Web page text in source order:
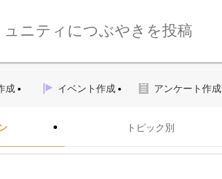
ュニティにつぶやきを投稿
成 イベント作成 アンケート作成
トピック別